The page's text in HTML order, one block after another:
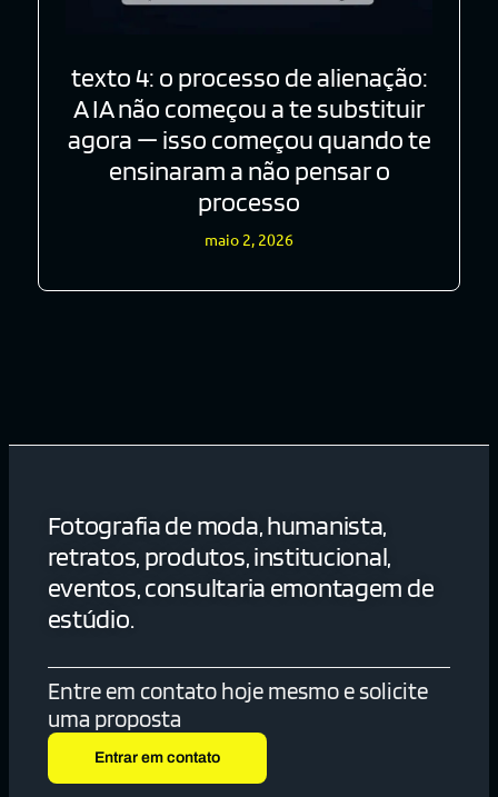
texto 4: o processo de alienação:
A IA não começou a te substituir
agora — isso começou quando te
ensinaram a não pensar o
processo
maio 2, 2026
Fotografia de moda, humanista,
retratos, produtos, institucional,
eventos, consultaria emontagem de
estúdio.
Entre em contato hoje mesmo e solicite
uma proposta
Entrar em contato